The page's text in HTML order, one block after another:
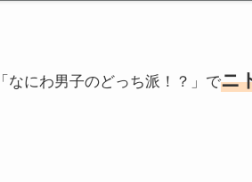
なにわ男子のどっち派！？」でニ